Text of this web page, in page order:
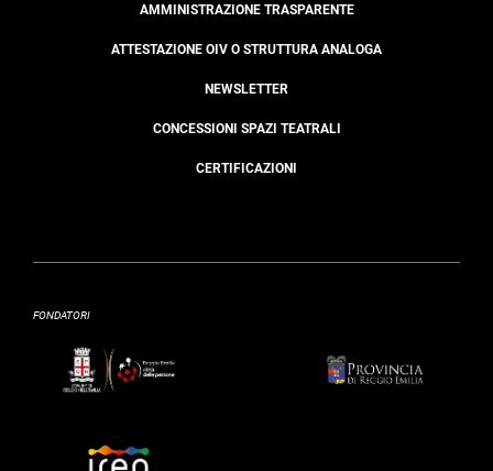
AMMINISTRAZIONE TRASPARENTE
ATTESTAZIONE OIV O STRUTTURA ANALOGA
NEWSLETTER
CONCESSIONI SPAZI TEATRALI
CERTIFICAZIONI
FONDATORI